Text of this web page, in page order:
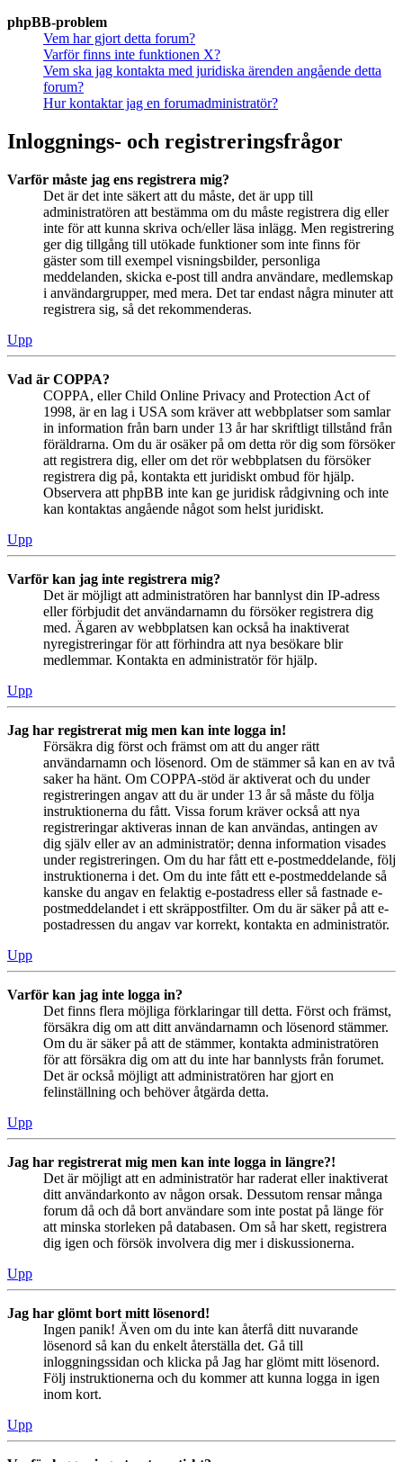
phpBB-problem
Vem har gjort detta forum?
Varför finns inte funktionen X?
Vem ska jag kontakta med juridiska ärenden angående detta
forum?
Hur kontaktar jag en forumadministratör?
Inloggnings- och registreringsfrågor
Varför måste jag ens registrera mig?
Det är det inte säkert att du måste, det är upp till
administratören att bestämma om du måste registrera dig eller
inte för att kunna skriva och/eller läsa inlägg. Men registrering
ger dig tillgång till utökade funktioner som inte finns för
gäster som till exempel visningsbilder, personliga
meddelanden, skicka e-post till andra användare, medlemskap
i användargrupper, med mera. Det tar endast några minuter att
registrera sig, så det rekommenderas.
Upp
Vad är COPPA?
COPPA, eller Child Online Privacy and Protection Act of
1998, är en lag i USA som kräver att webbplatser som samlar
in information från barn under 13 år har skriftligt tillstånd från
föräldrarna. Om du är osäker på om detta rör dig som försöker
att registrera dig, eller om det rör webbplatsen du försöker
registrera dig på, kontakta ett juridiskt ombud för hjälp.
Observera att phpBB inte kan ge juridisk rådgivning och inte
kan kontaktas angående något som helst juridiskt.
Upp
Varför kan jag inte registrera mig?
Det är möjligt att administratören har bannlyst din IP-adress
eller förbjudit det användarnamn du försöker registrera dig
med. Ägaren av webbplatsen kan också ha inaktiverat
nyregistreringar för att förhindra att nya besökare blir
medlemmar. Kontakta en administratör för hjälp.
Upp
Jag har registrerat mig men kan inte logga in!
Försäkra dig först och främst om att du anger rätt
användarnamn och lösenord. Om de stämmer så kan en av två
saker ha hänt. Om COPPA-stöd är aktiverat och du under
registreringen angav att du är under 13 år så måste du följa
instruktionerna du fått. Vissa forum kräver också att nya
registreringar aktiveras innan de kan användas, antingen av
dig själv eller av an administratör; denna information visades
under registreringen. Om du har fått ett e-postmeddelande, följ
instruktionerna i det. Om du inte fått ett e-postmeddelande så
kanske du angav en felaktig e-postadress eller så fastnade e-
postmeddelandet i ett skräppostfilter. Om du är säker på att e-
postadressen du angav var korrekt, kontakta en administratör.
Upp
Varför kan jag inte logga in?
Det finns flera möjliga förklaringar till detta. Först och främst,
försäkra dig om att ditt användarnamn och lösenord stämmer.
Om du är säker på att de stämmer, kontakta administratören
för att försäkra dig om att du inte har bannlysts från forumet.
Det är också möjligt att administratören har gjort en
felinställning och behöver åtgärda detta.
Upp
Jag har registrerat mig men kan inte logga in längre?!
Det är möjligt att en administratör har raderat eller inaktiverat
ditt användarkonto av någon orsak. Dessutom rensar många
forum då och då bort användare som inte postat på länge för
att minska storleken på databasen. Om så har skett, registrera
dig igen och försök involvera dig mer i diskussionerna.
Upp
Jag har glömt bort mitt lösenord!
Ingen panik! Även om du inte kan återfå ditt nuvarande
lösenord så kan du enkelt återställa det. Gå till
inloggningssidan och klicka på Jag har glömt mitt lösenord.
Följ instruktionerna och du kommer att kunna logga in igen
inom kort.
Upp